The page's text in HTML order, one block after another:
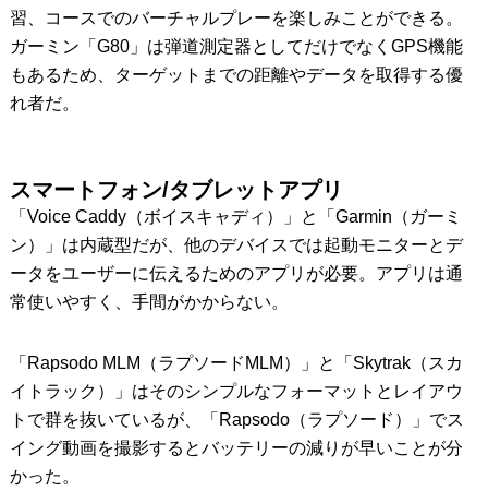
習、コースでのバーチャルプレーを楽しみことができる。
ガーミン「G80」は弾道測定器としてだけでなくGPS機能
もあるため、ターゲットまでの距離やデータを取得する優
れ者だ。
スマートフォン/タブレットアプリ
「Voice Caddy（ボイスキャディ）」と「Garmin（ガーミ
ン）」は内蔵型だが、他のデバイスでは起動モニターとデ
ータをユーザーに伝えるためのアプリが必要。アプリは通
常使いやすく、手間がかからない。
「Rapsodo MLM（ラプソードMLM）」と「Skytrak（スカ
イトラック）」はそのシンプルなフォーマットとレイアウ
トで群を抜いているが、「Rapsodo（ラプソード）」でス
イング動画を撮影するとバッテリーの減りが早いことが分
かった。